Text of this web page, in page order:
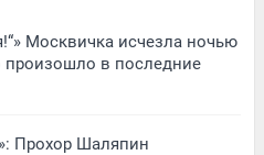
Москвичка исчезла ночью
произошло в последние
Прохор Шаляпин